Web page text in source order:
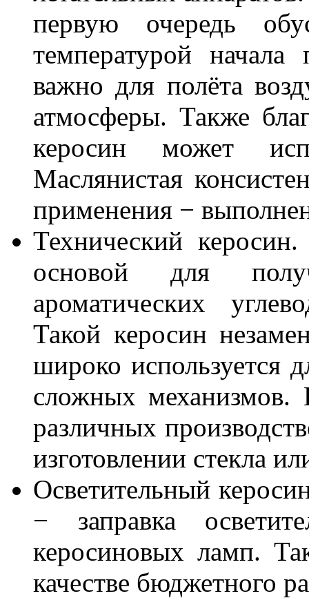
первую очередь
температурой начала
важно для полёта
атмосферы. Также
керосин может
Маслянистая
применения −
Технический
основой для
ароматических
Такой керосин
широко используется
сложных механизмов.
различных
изготовлении стекла
Осветительный
− заправка
керосиновых ламп.
качестве бюджетного